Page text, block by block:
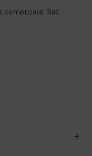
comerciale. Sac